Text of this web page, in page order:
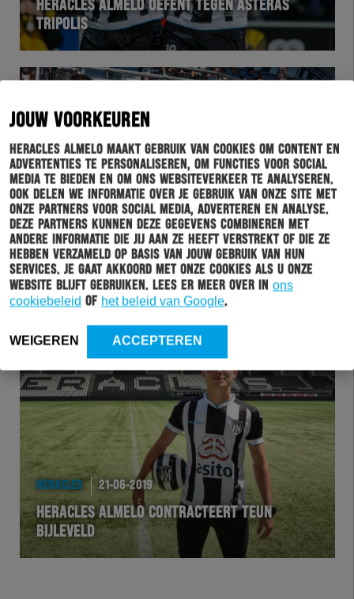
JOUW VOORKEUREN
Heracles Almelo maakt gebruik van cookies om content en
advertenties te personaliseren, om functies voor social
media te bieden en om ons websiteverkeer te analyseren.
Ook delen we informatie over je gebruik van onze site met
onze partners voor social media, adverteren en analyse.
Deze partners kunnen deze gegevens combineren met
andere informatie die jij aan ze heeft verstrekt of die ze
hebben verzameld op basis van jouw gebruik van hun
services. Je gaat akkoord met onze cookies als u onze
website blijft gebruiken. Lees er meer over in ons
cookiebeleid of het beleid van Google.
WEIGEREN ACCEPTEREN
HERACLES ALMELO OEFENT TEGEN ASTERAS
TRIPOLIS
HERACLES 23-06-2019
FOTO’S: ZONNIGE EERSTE TRAINING SEIZOEN
2019-2020
HERACLES 21-06-2019
HERACLES ALMELO CONTRACTEERT TEUN
BIJLEVELD